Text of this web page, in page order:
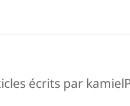
écrits par